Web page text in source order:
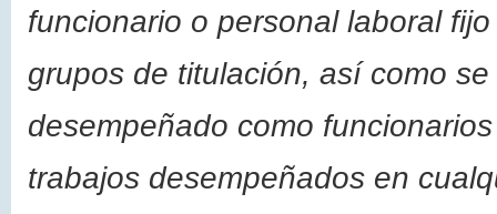
funcionario o personal laboral
grupos de titulación, así como
desempeñado como
trabajos desempeñados en